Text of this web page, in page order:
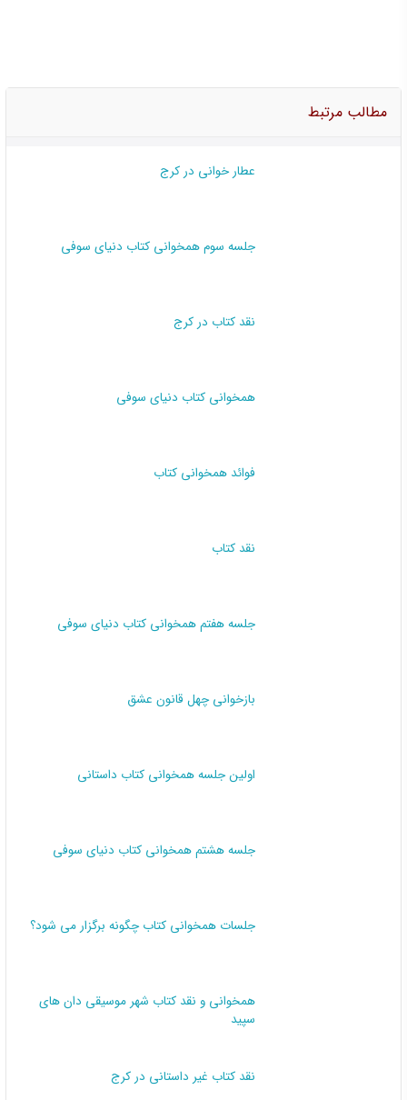
مطالب مرتبط
عطار خوانی در کرج
جلسه سوم همخوانی کتاب دنیای سوفی
نقد کتاب در کرج
همخوانی کتاب دنیای سوفی
فوائد همخوانی کتاب
نقد کتاب
جلسه هفتم همخوانی کتاب دنیای سوفی
بازخوانی چهل قانون عشق
اولین جلسه همخوانی کتاب داستانی
جلسه هشتم همخوانی کتاب دنیای سوفی
جلسات همخوانی کتاب چگونه برگزار می شود؟
همخوانی و نقد کتاب شهر موسیقی دان های
سپید
نقد کتاب غیر داستانی در کرج